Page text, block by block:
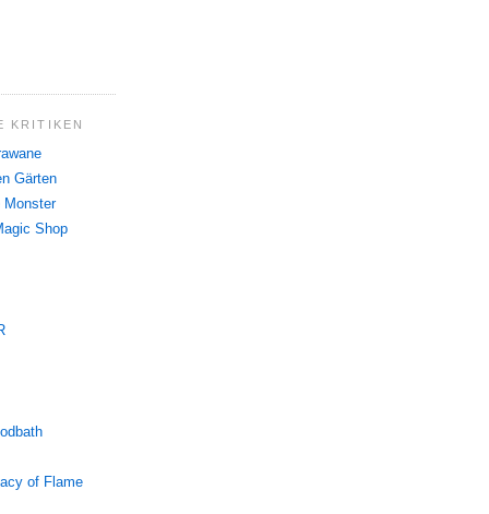
KRITIKEN
Gärten
Monster
Shop
of Flame